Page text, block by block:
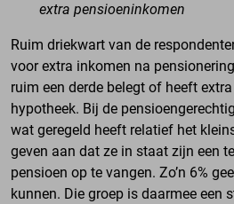
extra pensioeninkomen
Ruim driekwart van de
voor extra inkomen na
ruim een derde belegt of heeft
hypotheek. Bij de
wat geregeld heeft relatief het
geven aan dat ze in staat zijn een
pensioen op te vangen. Zo’n 6%
kunnen. Die groep is daarmee een